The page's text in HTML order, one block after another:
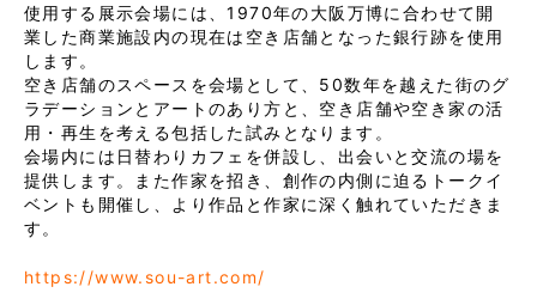
使用する展示会場には、1970年の大阪万博に合わせて開
業した商業施設内の現在は空き店舗となった銀行跡を使用
します。
空き店舗のスペースを会場として、50数年を越えた街のグ
ラデーションとアートのあり方と、空き店舗や空き家の活
用・再生を考える包括した試みとなります。
会場内には日替わりカフェを併設し、出会いと交流の場を
提供します。また作家を招き、創作の内側に迫るトークイ
ベントも開催し、より作品と作家に深く触れていただきま
す。
https://www.sou-art.com/